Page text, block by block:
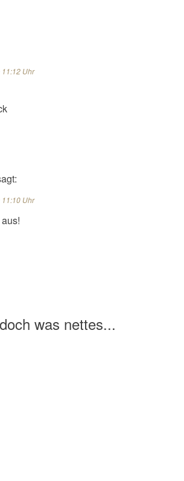
11:12 Uhr
11:10 Uhr
was nettes...